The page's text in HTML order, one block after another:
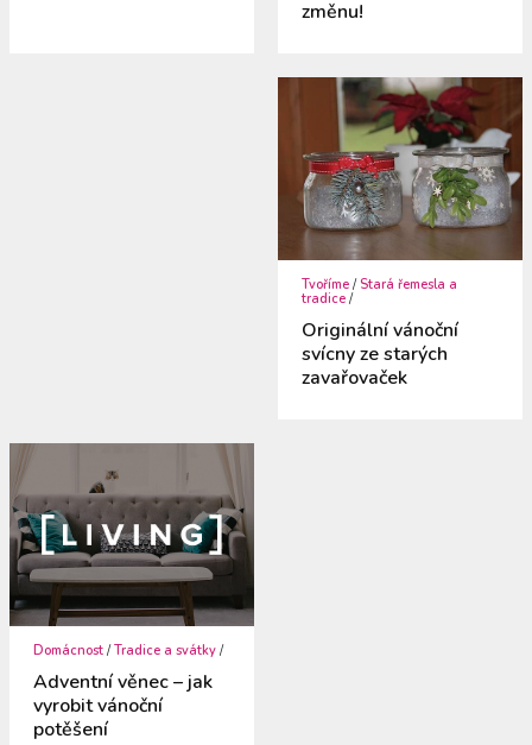
změnu!
Tvoříme / Stará řemesla a
tradice /
Originální vánoční
svícny ze starých
zavařovaček
Domácnost /Tradice a svátky /
Adventní věnec – jak
vyrobit vánoční
potěšení